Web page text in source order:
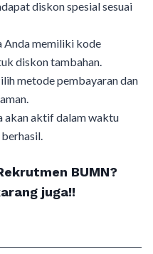
diskon spesial sesuai
Anda memiliki kode
diskon tambahan.
metode pembayaran dan
akan aktif dalam waktu
BUMN?
juga!!